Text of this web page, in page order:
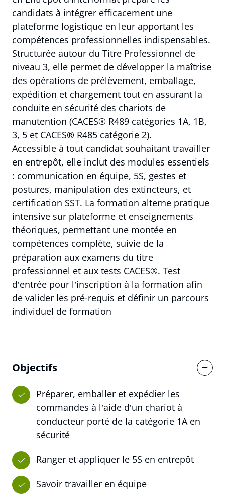
candidats à intégrer efficacement une
plateforme logistique en leur apportant les
compétences professionnelles indispensables.
Structurée autour du Titre Professionnel de
niveau 3, elle permet de développer la maîtrise
des opérations de prélèvement, emballage,
expédition et chargement tout en assurant la
conduite en sécurité des chariots de
manutention (CACES® R489 catégories 1A, 1B,
3, 5 et CACES® R485 catégorie 2).
Accessible à tout candidat souhaitant travailler
en entrepôt, elle inclut des modules essentiels
: communication en équipe, 5S, gestes et
postures, manipulation des extincteurs, et
certification SST. La formation alterne pratique
intensive sur plateforme et enseignements
théoriques, permettant une montée en
compétences complète, suivie de la
préparation aux examens du titre
professionnel et aux tests CACES®. Test
d’entrée pour l’inscription à la formation afin
de valider les pré-requis et définir un parcours
individuel de formation
Objectifs
Préparer, emballer et expédier les
commandes à l’aide d’un chariot à
conducteur porté de la catégorie 1A en
sécurité
Ranger et appliquer le 5S en entrepôt
Savoir travailler en équipe